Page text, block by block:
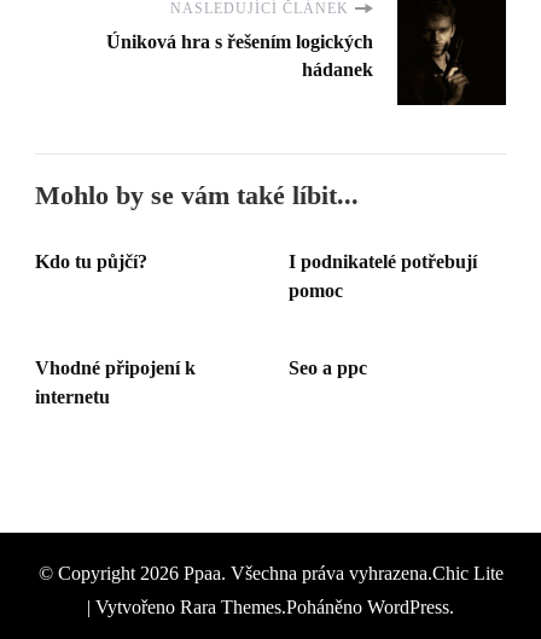
NASLEDUJÍCÍ ČLÁNEK
Úniková hra s řešením logických
hádanek
Mohlo by se vám také líbit...
Kdo tu půjčí?
I podnikatelé potřebují
pomoc
Vhodné připojení k
internetu
Seo a ppc
© Copyright 2026 Ppaa. Všechna práva vyhrazena.Chic Lite
| Vytvořeno Rara Themes.Poháněno WordPress.